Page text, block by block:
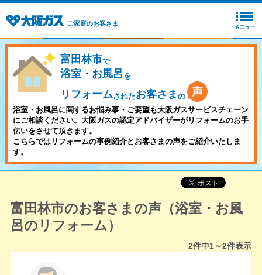
ご家庭のお客さま
富田林市で
浴室・お風呂 を
リフォームされたお客さま の
浴室・お風呂に関するお悩み事・ご要望も大阪ガスサービスチェーン
にご相談ください。大阪ガスの認定アドバイザーがリフォームのお手
伝いをさせて頂きます。
こちらではリフォームの事例紹介とお客さまの声をご紹介いたしま
す。
富田林市のお客さまの声（浴室・お風
呂のリフォーム）
2件中1～2件表示